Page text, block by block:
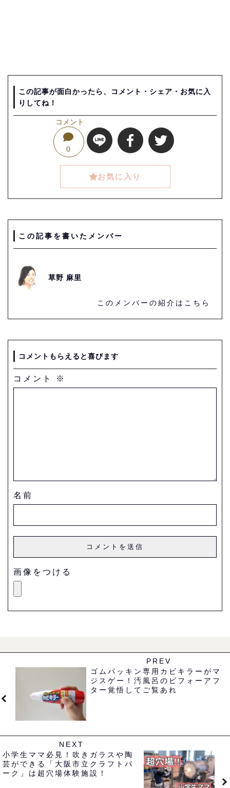
この記事が面白かったら、コメント・シェア・お気に入
りしてね！
コメント
0
お気に入り
この記事を書いたメンバー
草野 麻里
このメンバーの紹介はこちら
コメントもらえると喜びます
コメント ※
名前
画像をつける
NEXT
小学生ママ必見！吹きガラスや陶
芸ができる「大阪市立クラフトパ
ーク」は超穴場体験施設！
PREV
ゴムパッキン専用カビキラーがマ
ジスゲー！汚風呂のビフォーアフ
ター覚悟してご覧あれ